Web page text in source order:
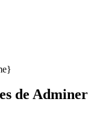
de Adminer